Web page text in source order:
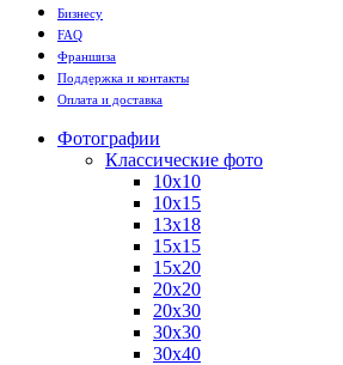
Бизнесу
FAQ
Франшиза
Поддержка и контакты
Оплата и доставка
Фотографии
Классические фото
10х10
10х15
13х18
15х15
15х20
20х20
20х30
30х30
30х40